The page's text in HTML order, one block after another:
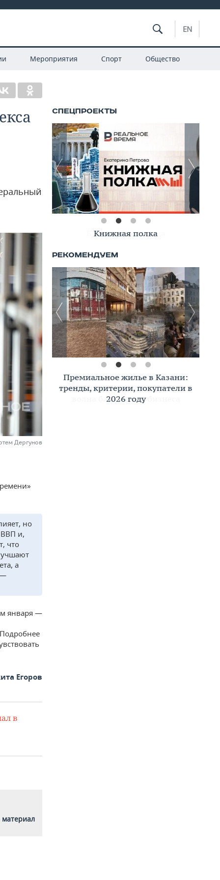
EN
Мероприятия Спорт Общество
Дергунов
но
ВВП и,
что
а
—
января —
Егоров
в
материал
Книжная полка
Премиальное жилье в Казани:
тренды, критерии, покупатели в
2026 году